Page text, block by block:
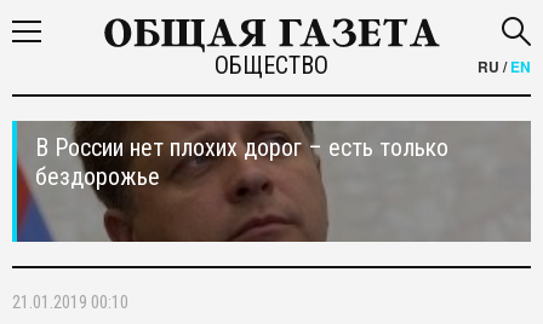
ОБЩЕСТВО RU /EN
В России нет плохих дорог – есть только
бездорожье
21.01.2019 00:10